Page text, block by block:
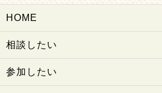
HOME
相談したい
参加したい